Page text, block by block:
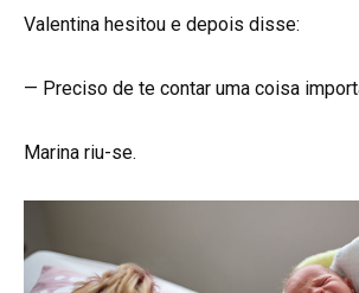
Valentina hesitou e depois disse:
— Preciso de te contar uma coisa
Marina riu-se.